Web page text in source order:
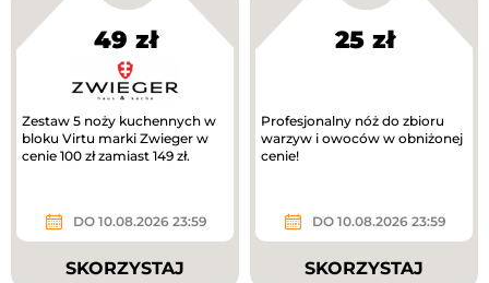
49 zł
Zestaw 5 noży kuchennych w
bloku Virtu marki Zwieger w
cenie 100 zł zamiast 149 zł.
DO 10.08.2026 23:59
SKORZYSTAJ
25 zł
Profesjonalny nóż do zbioru
warzyw i owoców w obniżonej
cenie!
DO 10.08.2026 23:59
SKORZYSTAJ